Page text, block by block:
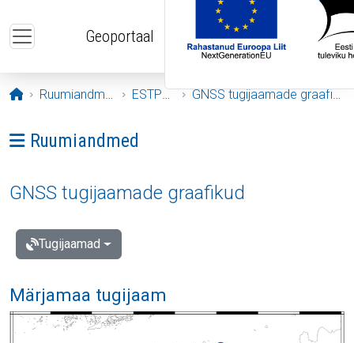
Geoportaal
Avaleht
Ruumiandmed ESTPOS GNSS tugijaamade graafikud
Ava menüü: Ruumiandmed
Ruumiandmed
GNSS tugijaamade graafikud
Tugijaamad
Märjamaa tugijaam